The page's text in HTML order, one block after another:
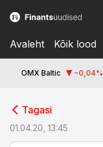
Avaleht Kõik lood
OMX Baltic −0,04%
Tagasi
01.04.20, 13:45